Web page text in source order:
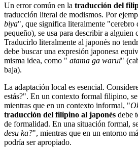
Un error común en la traducción del
traducción literal de modismos. Por
biya", que significa literalmente "cerebro
pequeño), se usa para describir a alguien
Traducirlo literalmente al japonés no
debe buscar una expresión japonesa
misma idea, como " atama ga warui"
baja).
La adaptación local es esencial.
estás?". En un contexto formal filipino,
mientras que en un contexto informal, "
traducción del filipino al japonés debe
de formalidad. En una situación formal,
desu ka?", mientras que en un entorno
podría ser apropiado.